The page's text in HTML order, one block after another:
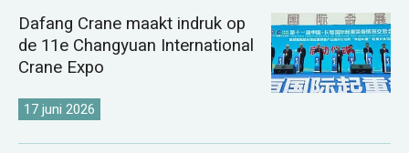
Dafang Crane maakt indruk op
de 11e Changyuan International
Crane Expo
17 juni 2026